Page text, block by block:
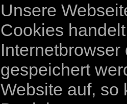
Unsere
Cookies
gespeichert
Website auf, so